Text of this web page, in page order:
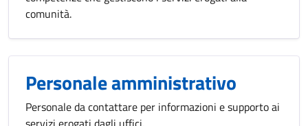
comunità.
Personale amministrativo
Personale da contattare per informazioni e supporto ai